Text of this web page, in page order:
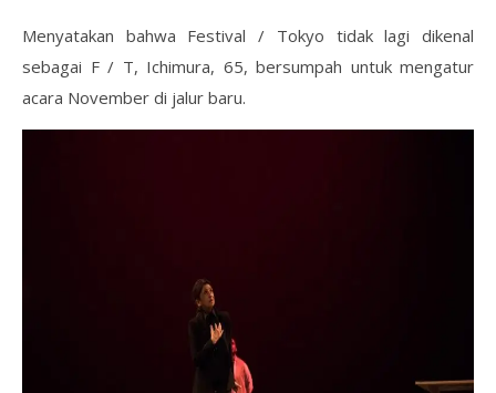
Menyatakan bahwa Festival / Tokyo tidak lagi dikenal
sebagai F / T, Ichimura, 65, bersumpah untuk mengatur
acara November di jalur baru.